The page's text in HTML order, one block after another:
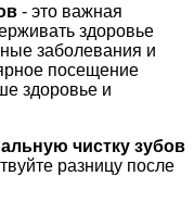
- это важная
здоровье
заболевания и
посещение
здоровье и
чистку зубов
разницу после